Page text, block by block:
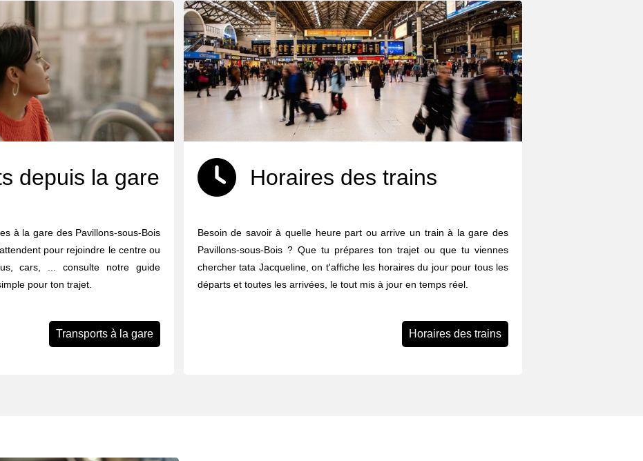
depuis la gare
à la gare des Pavillons-sous-Bois
pour rejoindre le centre ou
cars, ... consulte notre guide
pour ton trajet.
Transports à la gare
Horaires des trains
Besoin de savoir à quelle heure part ou arrive un train à la gare des
Pavillons-sous-Bois ? Que tu prépares ton trajet ou que tu viennes
chercher tata Jacqueline, on t'affiche les horaires du jour pour tous les
départs et toutes les arrivées, le tout mis à jour en temps réel.
Horaires des trains